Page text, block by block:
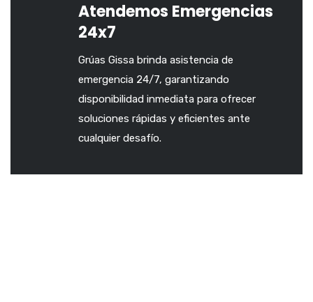
Atendemos Emergencias
24x7
Grúas Gissa brinda asistencia de
emergencia 24/7, garantizando
disponibilidad inmediata para ofrecer
soluciones rápidas y eficientes ante
cualquier desafío.